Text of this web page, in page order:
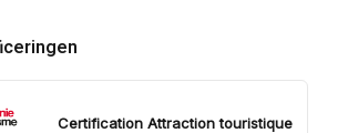
Certification Attraction touristique